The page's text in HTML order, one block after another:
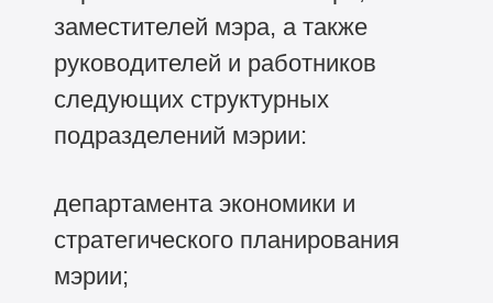
заместителей мэра, а также
руководителей и работников
следующих структурных
подразделений мэрии:
департамента экономики и
стратегического планирования
мэрии;